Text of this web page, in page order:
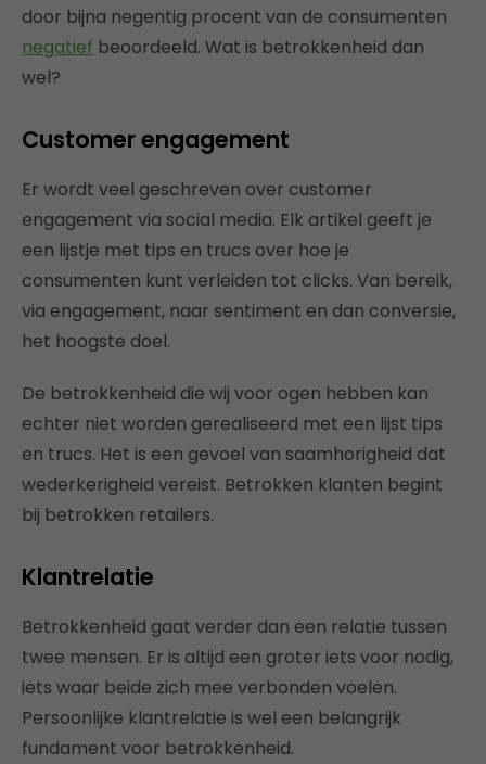
door bijna negentig procent van de consumenten
negatief beoordeeld. Wat is betrokkenheid dan
wel?
Customer engagement
Er wordt veel geschreven over customer
engagement via social media. Elk artikel geeft je
een lijstje met tips en trucs over hoe je
consumenten kunt verleiden tot clicks. Van bereik,
via engagement, naar sentiment en dan conversie,
het hoogste doel.
De betrokkenheid die wij voor ogen hebben kan
echter niet worden gerealiseerd met een lijst tips
en trucs. Het is een gevoel van saamhorigheid dat
wederkerigheid vereist. Betrokken klanten begint
bij betrokken retailers.
Klantrelatie
Betrokkenheid gaat verder dan een relatie tussen
twee mensen. Er is altijd een groter iets voor nodig,
iets waar beide zich mee verbonden voelen.
Persoonlijke klantrelatie is wel een belangrijk
fundament voor betrokkenheid.